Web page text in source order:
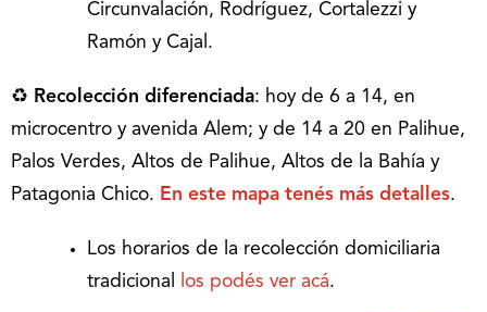
Circunvalación, Rodríguez, Cortalezzi y
Ramón y Cajal.
♻ Recolección diferenciada: hoy de 6 a 14, en
microcentro y avenida Alem; y de 14 a 20 en Palihue,
Palos Verdes, Altos de Palihue, Altos de la Bahía y
Patagonia Chico. En este mapa tenés más detalles.
Los horarios de la recolección domiciliaria
tradicional
los podés ver acá.